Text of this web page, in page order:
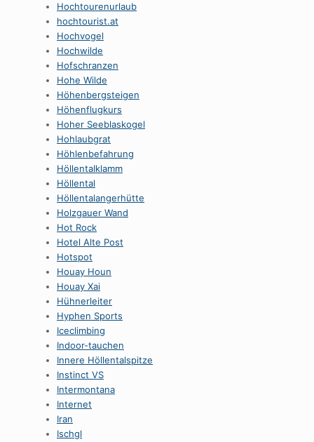
Hochtourenurlaub
hochtourist.at
Hochvogel
Hochwilde
Hofschranzen
Hohe Wilde
Höhenbergsteigen
Höhenflugkurs
Hoher Seeblaskogel
Hohlaubgrat
Höhlenbefahrung
HöllentaIklamm
Höllental
Höllentalangerhütte
Holzgauer Wand
Hot Rock
Hotel Alte Post
Hotspot
Houay Houn
Houay Xai
Hühnerleiter
Hyphen Sports
Iceclimbing
Indoor-tauchen
Innere Höllentalspitze
Instinct VS
Intermontana
Internet
Iran
Ischgl